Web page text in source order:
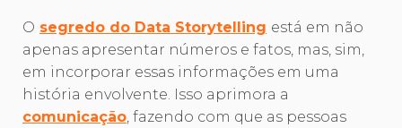
O segredo do Data Storytelling está em não
apenas apresentar números e fatos, mas, sim,
em incorporar essas informações em uma
história envolvente. Isso aprimora a
comunicação, fazendo com que as pessoas